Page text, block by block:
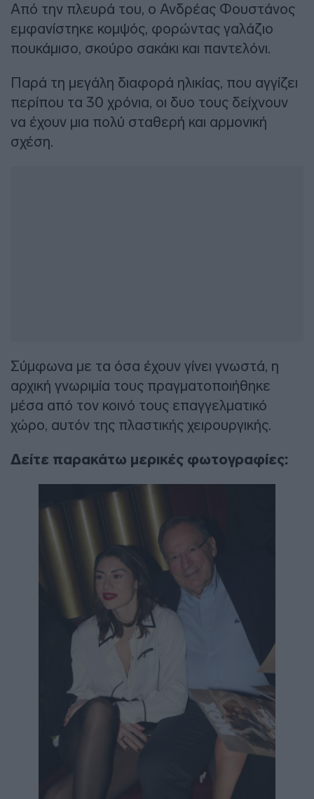
Από την πλευρά του, ο Ανδρέας Φουστάνος
εμφανίστηκε κομψός, φορώντας γαλάζιο
πουκάμισο, σκούρο σακάκι και παντελόνι.
Παρά τη μεγάλη διαφορά ηλικίας, που αγγίζει
περίπου τα 30 χρόνια, οι δυο τους δείχνουν
να έχουν μια πολύ σταθερή και αρμονική
σχέση.
Σύμφωνα με τα όσα έχουν γίνει γνωστά, η
αρχική γνωριμία τους πραγματοποιήθηκε
μέσα από τον κοινό τους επαγγελματικό
χώρο, αυτόν της πλαστικής χειρουργικής.
Δείτε παρακάτω μερικές φωτογραφίες: